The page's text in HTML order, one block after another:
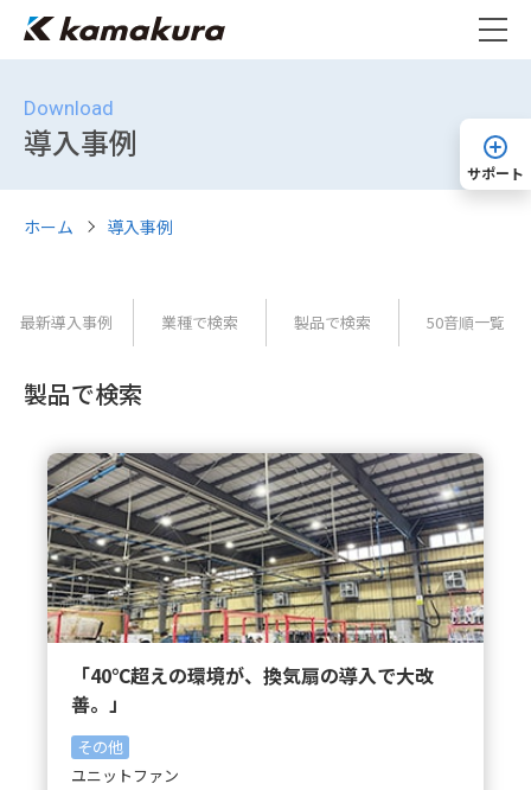
Download
導入事例
ホーム 導入事例
最新導入事例 業種で検索 製品で検索 50音順一覧
製品で検索
「40℃超えの環境が、換気扇の導入で大改
善。」
その他
ユニットファン
サポート